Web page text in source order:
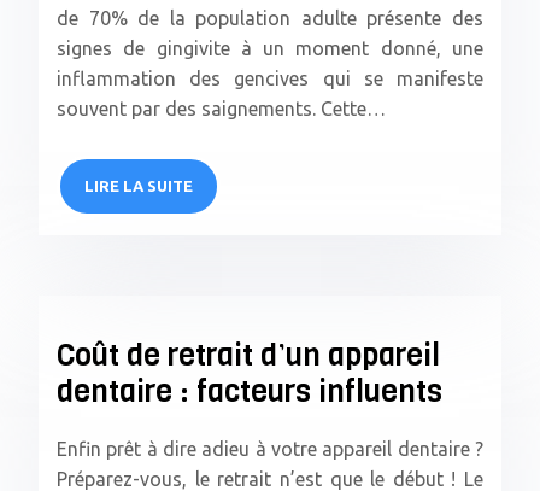
de 70% de la population adulte présente des
signes de gingivite à un moment donné, une
inflammation des gencives qui se manifeste
souvent par des saignements. Cette…
LIRE LA SUITE
Coût de retrait d’un appareil
dentaire : facteurs influents
Enfin prêt à dire adieu à votre appareil dentaire ?
Préparez-vous, le retrait n’est que le début ! Le